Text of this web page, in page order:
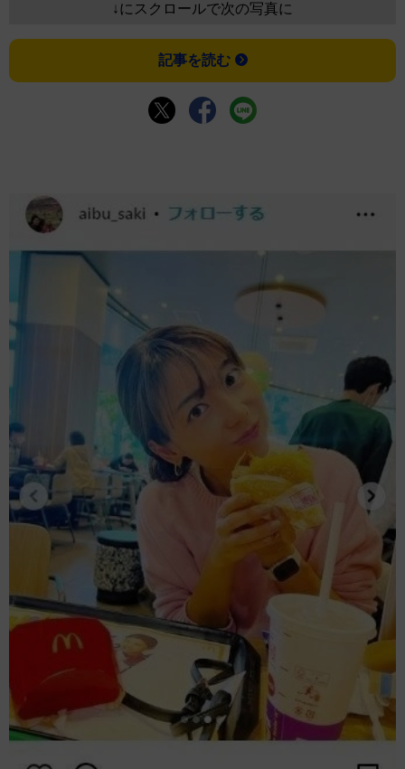
↓にスクロールで次の写真に
記事を読む